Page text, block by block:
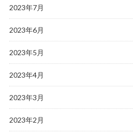
2023年7月
2023年6月
2023年5月
2023年4月
2023年3月
2023年2月